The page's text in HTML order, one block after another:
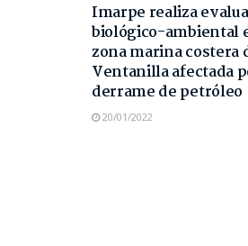
Imarpe realiza
biológico-ambiental
zona marina costera
Ventanilla afectada
derrame de petróleo
20/01/2022